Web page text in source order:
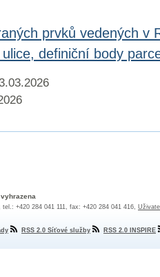
prvků vedených v
definiční body
+420 284 041 111, fax: +420 284 041 416,
RSS 2.0 Síťové služby RSS 2.0 INSPIRE